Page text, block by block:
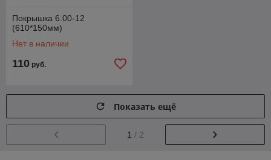
Покрышка 6.00-12
(610*150мм)
Нет в наличии
110 руб.
Показать ещё
1 / 2